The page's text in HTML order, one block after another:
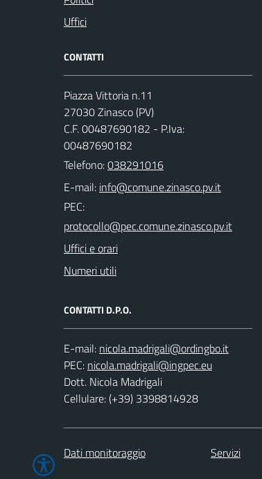
Uffici
CONTATTI
Piazza Vittoria n.11
27030 Zinasco (PV)
C.F. 00487690182 - P.Iva:
00487690182
Telefono:038291016
E-mail:
PEC:
Uffici e orari
Numeri utili
CONTATTI D.P.O.
E-mail:
PEC:
Dott. Nicola Madrigali
Cellulare: (+39) 3398814928
Dati monitoraggio Servizi